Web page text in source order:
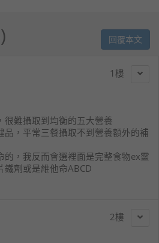
回覆本文
1
很難攝取到均衡的五大營養
品，平常三餐攝取不到營養額外的補
的，我反而會選裡面是完整食物ex靈
鐵劑或是維他命ABCD
2